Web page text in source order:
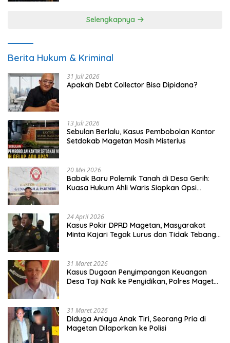
Selengkapnya
Berita Hukum & Kriminal
31 Juli 2026
Apakah Debt Collector Bisa Dipidana?
13 Juli 2026
Sebulan Berlalu, Kasus Pembobolan Kantor
Setdakab Magetan Masih Misterius
20 Mei 2026
Babak Baru Polemik Tanah di Desa Gerih:
Kuasa Hukum Ahli Waris Siapkan Opsi
24 April 2026
Kasus Pokir DPRD Magetan, Masyarakat
Minta Kajari Tegak Lurus dan Tidak Tebang
31 Maret 2026
Kasus Dugaan Penyimpangan Keuangan
Desa Taji Naik ke Penyidikan, Polres Magetan
31 Maret 2026
Diduga Aniaya Anak Tiri, Seorang Pria di
Magetan Dilaporkan ke Polisi